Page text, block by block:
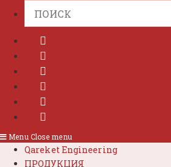
Menu Close menu
Qareket Engineering
ПРОДУКЦИЯ